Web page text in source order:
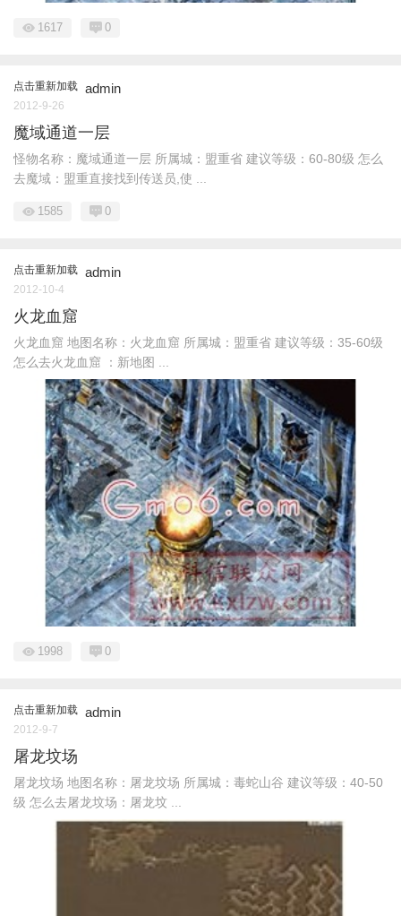
1617 0
点击重新加载 admin
2012-9-26
魔域通道一层
怪物名称：魔域通道一层 所属城：盟重省 建议等级：60-80级 怎么
去魔域：盟重直接找到传送员,使 ...
1585 0
点击重新加载 admin
2012-10-4
火龙血窟
火龙血窟 地图名称：火龙血窟 所属城：盟重省 建议等级：35-60级
怎么去火龙血窟 ：新地图 ...
1998 0
点击重新加载 admin
2012-9-7
屠龙坟场
屠龙坟场 地图名称：屠龙坟场 所属城：毒蛇山谷 建议等级：40-50
级 怎么去屠龙坟场：屠龙坟 ...